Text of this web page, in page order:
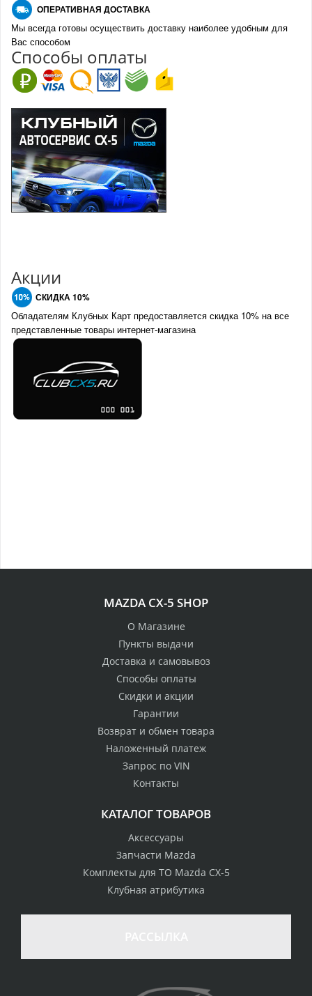
стоимости
товаром
Гарантия качества
Профессиональная
ОПЕРАТИВНАЯ ДОСТАВКА
Мы всегда готовы осуществить доставку наиболее удобным для
Вас способом
Способы оплаты
Акции
СКИДКА 10%
Обладателям Клубных Карт предоставляется скидка 10% на все
представленные товары интернет-магазина
MAZDA CX-5 SHOP
О Магазине
Пункты выдачи
Доставка и самовывоз
Способы оплаты
Скидки и акции
Гарантии
Возврат и обмен товара
Наложенный платеж
Запрос по VIN
Контакты
КАТАЛОГ ТОВАРОВ
Аксессуары
Запчасти Mazda
Комплекты для ТО Mazda CX-5
Клубная атрибутика